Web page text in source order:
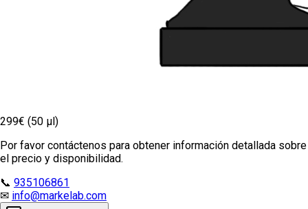
299€ (50 µl)
Por favor contáctenos para obtener información detallada sobre
el precio y disponibilidad.
📞 935106861
✉ info@markelab.com